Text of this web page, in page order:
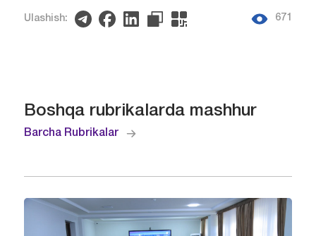
Ulashish: 671
Boshqa rubrikalarda mashhur
Barcha Rubrikalar